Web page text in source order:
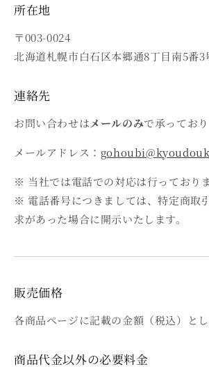
所在地
〒003-0024
北海道札幌市白石区本郷通8丁目南5番3
連絡先
お問い合わせはメールのみで承っており
メールアドレス：
※ 当社では電話での対応は行っており
※ 電話番号につきましては、特定商取
求があった場合に開示いたします。
販売価格
各商品ページに記載の金額（税込）とし
商品代金以外の必要料金